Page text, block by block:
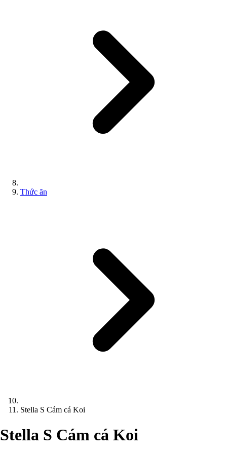
Thức ăn
Stella S Cám cá Koi
Stella S Cám cá Koi